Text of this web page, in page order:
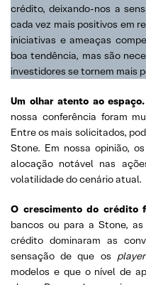
crédito, deixando-nos a
cada vez mais positivos em
iniciativas e ameaças
boa tendência, mas são
investidores se tornem mais
Um olhar atento ao espaço.
nossa conferência foram
Entre os mais solicitados,
Stone. Em nossa opinião,
alocação notável nas
volatilidade do cenário atual.
O crescimento do crédito
bancos ou para a Stone,
crédito dominaram as
sensação de que os
modelos e que o nível de